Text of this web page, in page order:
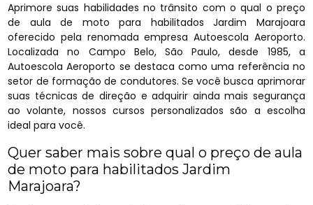
Aprimore suas habilidades no trânsito com o qual o preço
de aula de moto para habilitados Jardim Marajoara
oferecido pela renomada empresa Autoescola Aeroporto.
Localizada no Campo Belo, São Paulo, desde 1985, a
Autoescola Aeroporto se destaca como uma referência no
setor de formação de condutores. Se você busca aprimorar
suas técnicas de direção e adquirir ainda mais segurança
ao volante, nossos cursos personalizados são a escolha
ideal para você.
Quer saber mais sobre qual o preço de aula
de moto para habilitados Jardim
Marajoara?